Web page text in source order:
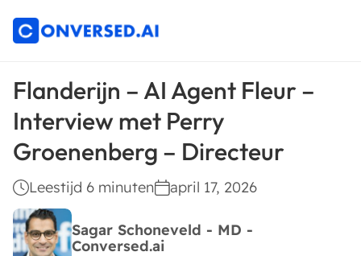
Flanderijn – AI Agent Fleur –
Interview met Perry
Groenenberg – Directeur
Leestijd 6 minuten april 17, 2026
Sagar Schoneveld - MD -
Conversed.ai